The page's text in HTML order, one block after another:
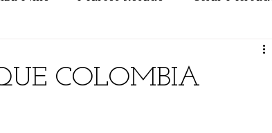
COLOMBIA